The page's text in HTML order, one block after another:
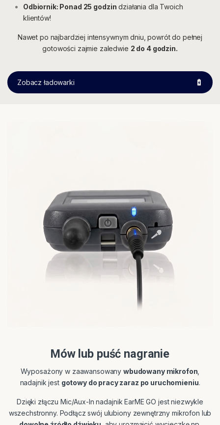
Odbiornik: Ponad 25 godzin działania dla Twoich
klientów!
Nawet po najbardziej intensywnym dniu, powrót do pełnej
gotowości zajmie zaledwie 2 do 4 godzin.
Zobacz ładowarki
Mów lub puść nagranie
Wyposażony w zaawansowany wbudowany mikrofon
nadajnik jest gotowy do pracy zaraz po uruchomieniu.
Dzięki złączu Mic/Aux-In nadajnik EarME GO jest niezwykle
wszechstronny. Podłącz swój ulubiony zewnętrzny mikrofon lub